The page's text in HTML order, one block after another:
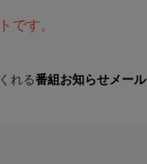
です。
れる番組お知らせメール